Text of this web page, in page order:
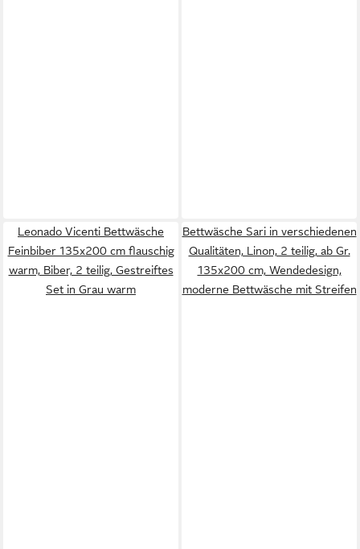
Leonado Vicenti Bettwäsche
Feinbiber 135x200 cm flauschig
warm, Biber, 2 teilig, Gestreiftes
Set in Grau warm
Bettwäsche Sari in verschiedenen
Qualitäten, Linon, 2 teilig, ab Gr.
135x200 cm, Wendedesign,
moderne Bettwäsche mit Streifen